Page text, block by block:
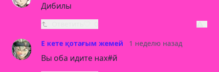
Дибилы
Е кете қотағым жемей 1 неделю назад
Вы оба идите нах#й